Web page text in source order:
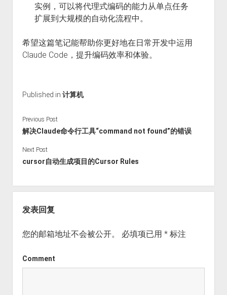
实例，可以将代理式编码的能力从单点任务
扩展到大规模的自动化流程中。
希望这篇笔记能帮助你更好地在日常开发中运用
Claude Code，提升编码效率和体验。
Published in 计算机
Previous Post
解决Claude命令行工具“command not found”的错误
Next Post
cursor自动生成项目的Cursor Rules
发表回复
您的邮箱地址不会被公开。 必填项已用 *标注
Comment